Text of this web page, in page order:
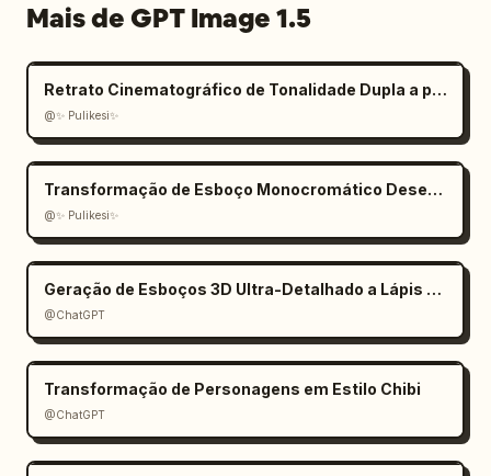
Mais de GPT Image 1.5
Retrato Cinematográfico de Tonalidade Dupla a partir de Foto Carregada
@✨ Pulikesi✨
Transformação de Esboço Monocromático Desenhado à Mão
@✨ Pulikesi✨
Geração de Esboços 3D Ultra-Detalhado a Lápis de Grafite
@ChatGPT
Transformação de Personagens em Estilo Chibi
@ChatGPT